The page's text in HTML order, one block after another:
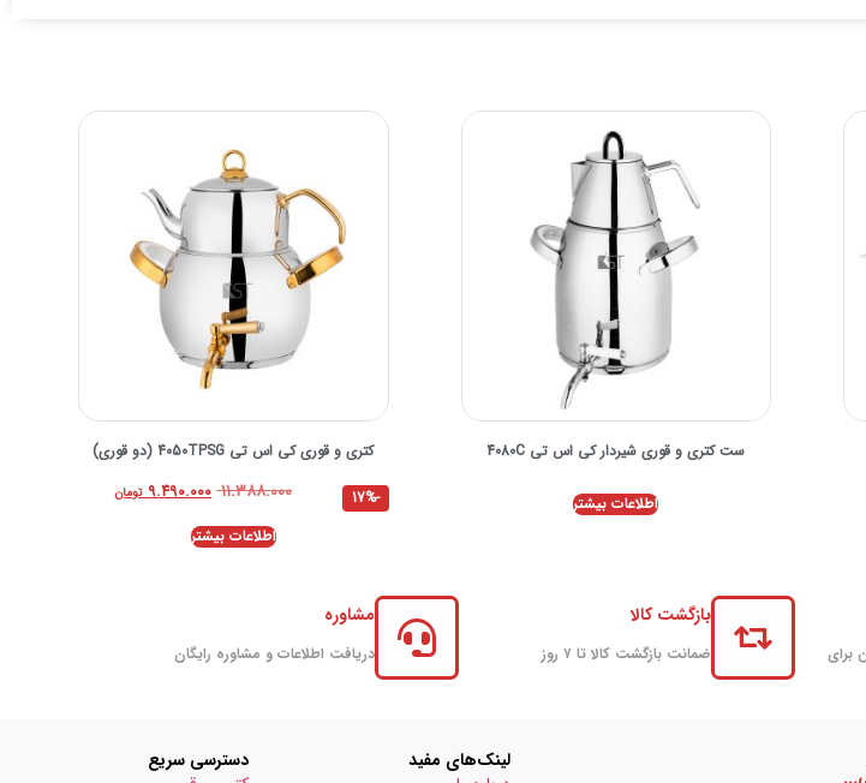
ست کتری و قوری شیردار کی اس تی 4080C
اطلاعات بیشتر
کتری و قوری کی اس تی 4050TPSG (دو قوری)
۱۱.۳۸۸.۰۰۰ ۹.۴۹۰.۰۰۰ تومان
-17%
اطلاعات بیشتر
برای
بازگشت کالا
ضمانت بازگشت کالا تا ۷ روز
مشاوره
دریافت اطلاعات و مشاوره رایگان
لینک‌های مفید
دسترسی سریع